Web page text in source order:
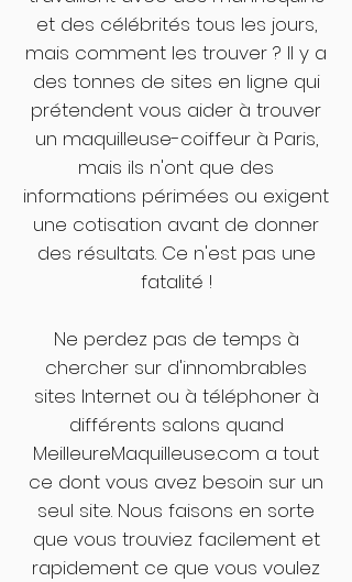
et des célébrités tous les jours,
mais comment les trouver ? Il y a
des tonnes de sites en ligne qui
prétendent vous aider à trouver
un maquilleuse-coiffeur à Paris,
mais ils n'ont que des
informations périmées ou exigent
une cotisation avant de donner
des résultats. Ce n'est pas une
fatalité !
Ne perdez pas de temps à
chercher sur d'innombrables
sites Internet ou à téléphoner à
différents salons quand
MeilleureMaquilleuse.com a tout
ce dont vous avez besoin sur un
seul site. Nous faisons en sorte
que vous trouviez facilement et
rapidement ce que vous voulez